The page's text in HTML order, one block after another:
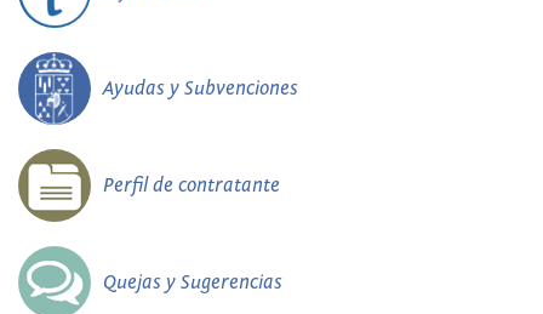
Ayudas y Subvenciones
Perfil de contratante
Quejas y Sugerencias